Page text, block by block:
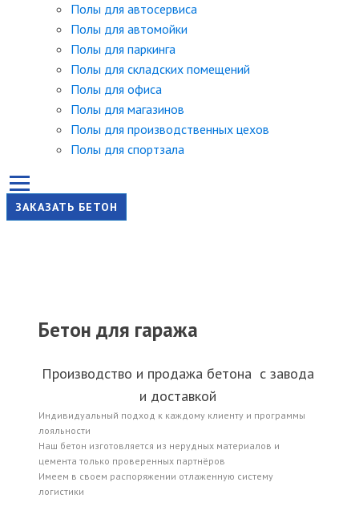
Полы для автосервиса
Полы для автомойки
Полы для паркинга
Полы для складских помещений
Полы для офиса
Полы для магазинов
Полы для производственных цехов
Полы для спортзала
ЗАКАЗАТЬ БЕТОН
Бетон для гаража
Производство и продажа бетона с завода
и доставкой
Индивидуальный подход к каждому клиенту и программы
лояльности
Наш бетон изготовляется из нерудных материалов и
цемента только проверенных партнёров
Имеем в своем распоряжении отлаженную систему
логистики